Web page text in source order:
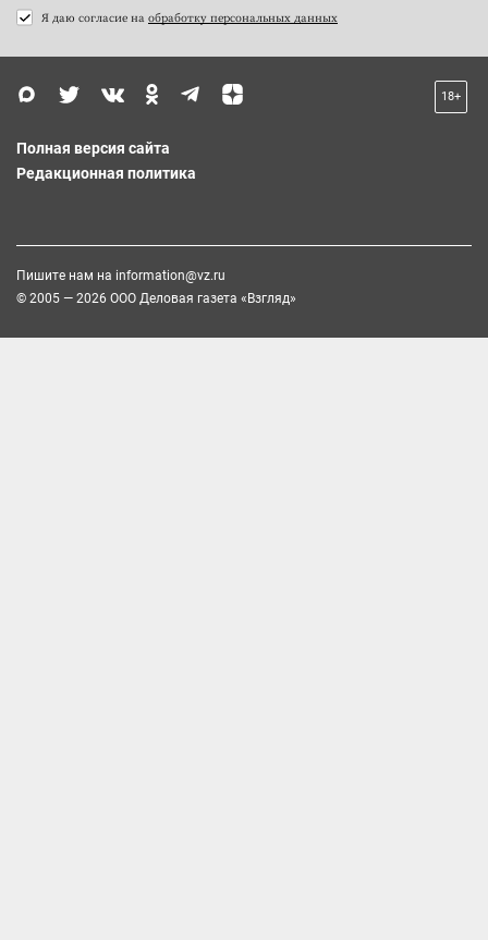
Я даю согласие на обработку персональных данных
18+
Полная версия сайта
Редакционная политика
Пишите нам на information@vz.ru
© 2005 — 2026 ООО Деловая газета «Взгляд»